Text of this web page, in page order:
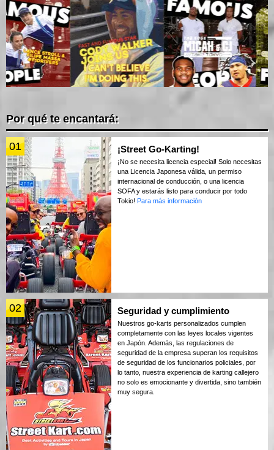
Por qué te encantará:
01 ¡Street Go-Karting!
¡No se necesita licencia especial! Solo necesitas
una Licencia Japonesa válida, un permiso
internacional de conducción, o una licencia
SOFA y estarás listo para conducir por todo
Tokio! Para más información
02 Seguridad y cumplimiento
Nuestros go-karts personalizados cumplen
completamente con las leyes locales vigentes
en Japón. Además, las regulaciones de
seguridad de la empresa superan los requisitos
de seguridad de los funcionarios policiales, por
lo tanto, nuestra experiencia de karting callejero
no solo es emocionante y divertida, sino también
muy segura.